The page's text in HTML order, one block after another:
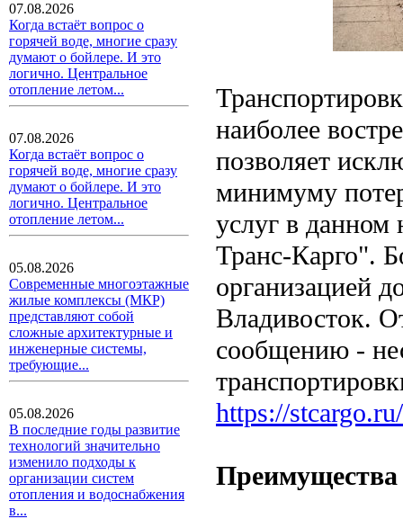
07.08.2026
Когда встаёт вопрос о
горячей воде, многие сразу
думают о бойлере. И это
логично. Центральное
отопление летом...
07.08.2026
Когда встаёт вопрос о
горячей воде, многие сразу
думают о бойлере. И это
логично. Центральное
отопление летом...
05.08.2026
Современные многоэтажные
жилые комплексы (МКР)
представляют собой
сложные архитектурные и
инженерные системы,
требующие...
05.08.2026
В последние годы развитие
технологий значительно
изменило подходы к
организации систем
отопления и водоснабжения
в...
наиболее
позволяет
минимуму
услуг в
Транс-Карго".
организацией
Владивосток.
сообщению -
https://
Преимущества